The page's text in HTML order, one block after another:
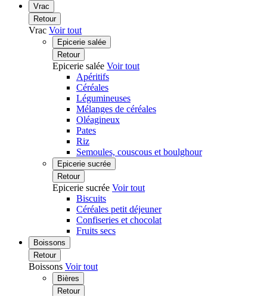
Vrac
Retour
Vrac Voir tout
Epicerie salée
Retour
Epicerie salée Voir tout
Apéritifs
Céréales
Légumineuses
Mélanges de céréales
Oléagineux
Pates
Riz
Semoules, couscous et boulghour
Epicerie sucrée
Retour
Epicerie sucrée Voir tout
Biscuits
Céréales petit déjeuner
Confiseries et chocolat
Fruits secs
Boissons
Retour
Boissons Voir tout
Bières
Retour